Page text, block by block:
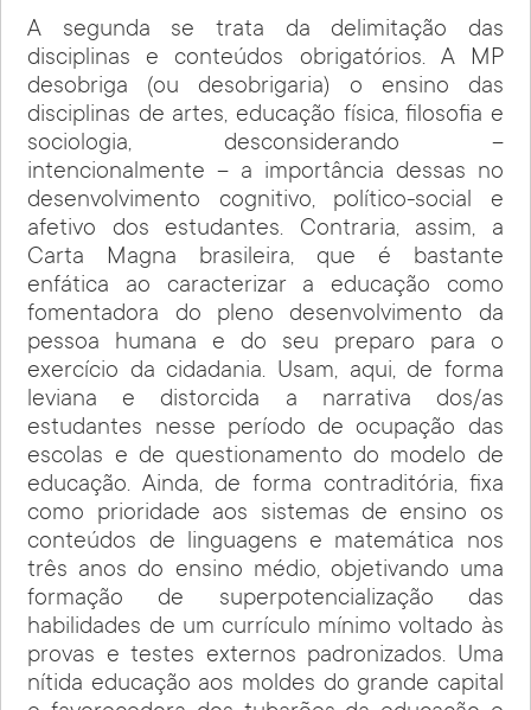
A segunda se trata da delimitação das
disciplinas e conteúdos obrigatórios. A MP
desobriga (ou desobrigaria) o ensino das
disciplinas de artes, educação física, filosofia e
sociologia, desconsiderando –
intencionalmente – a importância dessas no
desenvolvimento cognitivo, político-social e
afetivo dos estudantes. Contraria, assim, a
Carta Magna brasileira, que é bastante
enfática ao caracterizar a educação como
fomentadora do pleno desenvolvimento da
pessoa humana e do seu preparo para o
exercício da cidadania. Usam, aqui, de forma
leviana e distorcida a narrativa dos/as
estudantes nesse período de ocupação das
escolas e de questionamento do modelo de
educação. Ainda, de forma contraditória, fixa
como prioridade aos sistemas de ensino os
conteúdos de linguagens e matemática nos
três anos do ensino médio, objetivando uma
formação de superpotencialização das
habilidades de um currículo mínimo voltado às
provas e testes externos padronizados. Uma
nítida educação aos moldes do grande capital